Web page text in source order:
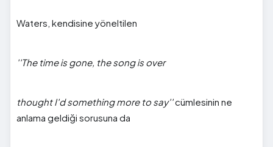
Waters, kendisine yöneltilen
''The time is gone, the song is over
thought I'd something more to say''cümlesinin ne
anlama geldiği sorusuna da